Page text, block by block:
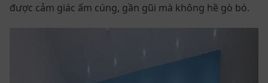
được cảm giác ấm cúng, gần gũi mà không hề gò bó.